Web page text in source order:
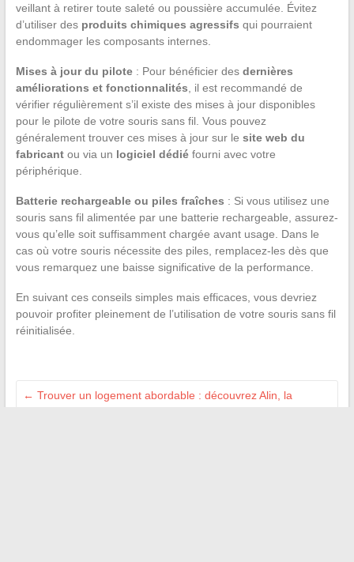
veillant à retirer toute saleté ou poussière accumulée. Évitez
d’utiliser des produits chimiques agressifs qui pourraient
endommager les composants internes.
Mises à jour du pilote: Pour bénéficier des dernières
améliorations et fonctionnalités , il est recommandé de
vérifier régulièrement s’il existe des mises à jour disponibles
pour le pilote de votre souris sans fil. Vous pouvez
généralement trouver ces mises à jour sur le site web du
fabricantou via un logiciel dédiéfourni avec votre
périphérique.
Batterie rechargeable ou piles fraîches : Si vous utilisez une
souris sans fil alimentée par une batterie rechargeable, assurez-
vous qu’elle soit suffisamment chargée avant usage. Dans le
cas où votre souris nécessite des piles, remplacez-les dès que
vous remarquez une baisse significative de la performance.
En suivant ces conseils simples mais efficaces, vous devriez
pouvoir profiter pleinement de l’utilisation de votre souris sans fil
réinitialisée.
← Trouver un logement abordable : découvrez Alin, la